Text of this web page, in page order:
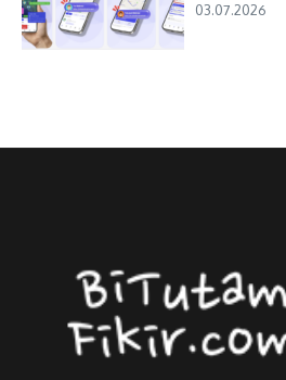
03.07.2026